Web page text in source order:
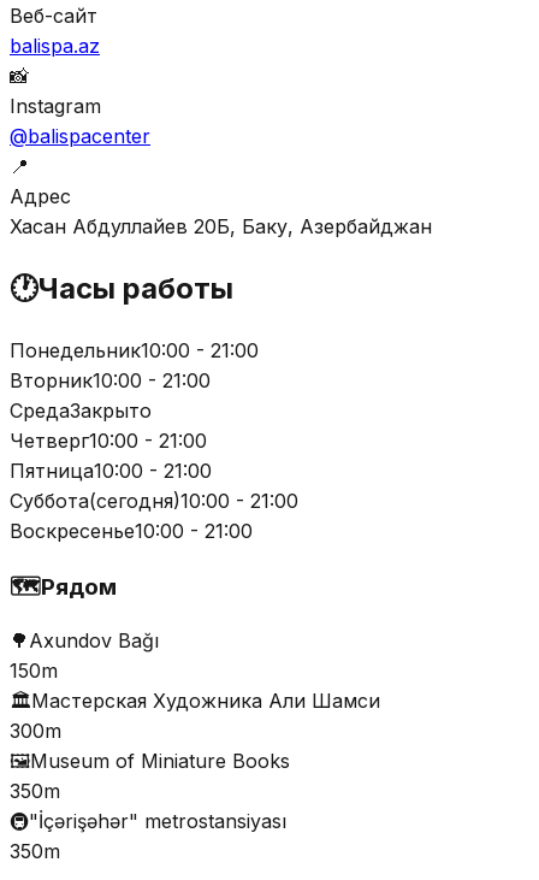
Веб-сайт
balispa.az
📸
Instagram
@balispacenter
📍
Адрес
Хасан Абдуллайев 20Б, Баку, Азербайджан
🕐Часы работы
Понедельник10:00 - 21:00
Вторник10:00 - 21:00
СредаЗакрыто
Четверг10:00 - 21:00
Пятница10:00 - 21:00
Суббота(сегодня)10:00 - 21:00
Воскресенье10:00 - 21:00
🗺️Рядом
🌳 Axundov Bağı
150m
🏛️Мастерская Художника Али Шамси
300m
🖼️Museum of Miniature Books
350m
🚇"İçərişəhər" metrostansiyası
350m